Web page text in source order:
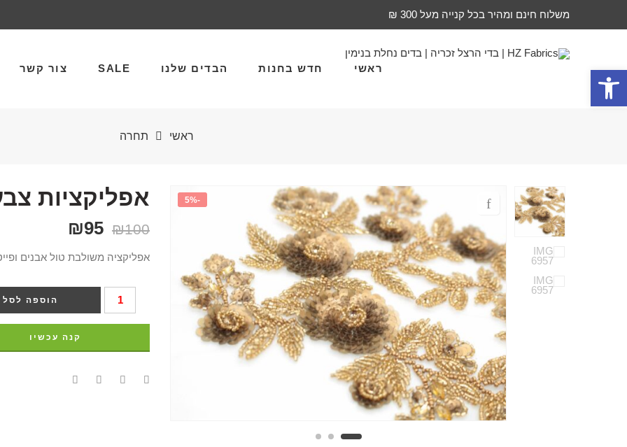
פתח סרגל נגישות
משלוח חינם ומהיר בכל קנייה מעל 300 ₪
ראשי חדש בחנות הבדים שלנו SALE צור קשר
ראשי תחרה
-5% אפליקציות
₪100
₪95
אפליקציה משולבת טול אבנים
הוספה לסל
קנה עכשיו